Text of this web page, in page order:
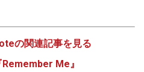
の関連記事を見る
Me』